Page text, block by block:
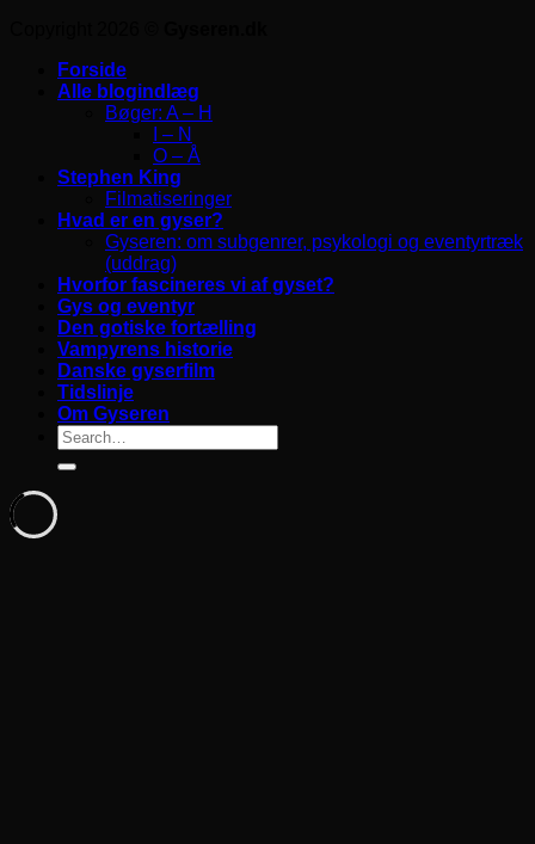
Forside
Alle blogindlæg
Bøger: A – H
I – N
O – Å
Stephen King
Filmatiseringer
Hvad er en gyser?
Gyseren: om subgenrer, psykologi og eventyrtræk
(uddrag)
Hvorfor fascineres vi af gyset?
Gys og eventyr
Den gotiske fortælling
Vampyrens historie
Danske gyserfilm
Tidslinje
Om Gyseren